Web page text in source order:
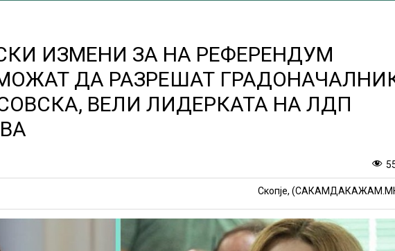
ИЗМЕНИ ЗА НА РЕФЕРЕНДУМ
ДА РАЗРЕШАТ
ВЕЛИ ЛИДЕРКАТА НА ЛДП
Скопје,